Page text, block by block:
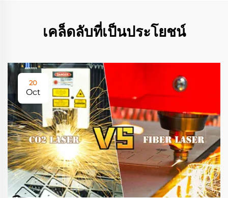
เคล็ดลับที่เป็นประโยชน์
20
Oct